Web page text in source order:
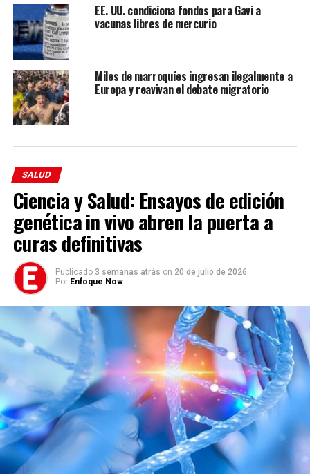
a 200,000 personas, concluyó que aquellos que
consumían aceites vegetales como el de oliva, colza
o soja mostraban un menor riesgo de desarrollar
enfermedades cardiovasculares y cáncer
comparación con aquellos que preferían la manteca.
TEMAS RELACIONADOS:
Endocrino advierte: comer pan en el desayuno daña tu
salud
NO TE PIERDAS
Más de la cuarta parte de los antibióticos que se
consumen están dañando a los ríos del mundo
Enfoque Now
Enfoque Now es una plataforma digital dedicada a conectar e
informar a la comunidad latina acerca de los acontecimientos
que suceden a nivel local e internacional.
EE. UU. condiciona fondos para Gavi a
vacunas libres de mercurio
Miles de marroquíes ingresan ilegalmente a
Europa y reavivan el debate migratorio
SALUD
Ciencia y Salud: Ensayos de edición
genética in vivo abren la puerta a
curas definitivas
Publicado 3 semanas atrás on 20 de julio de 2026
Por Enfoque Now